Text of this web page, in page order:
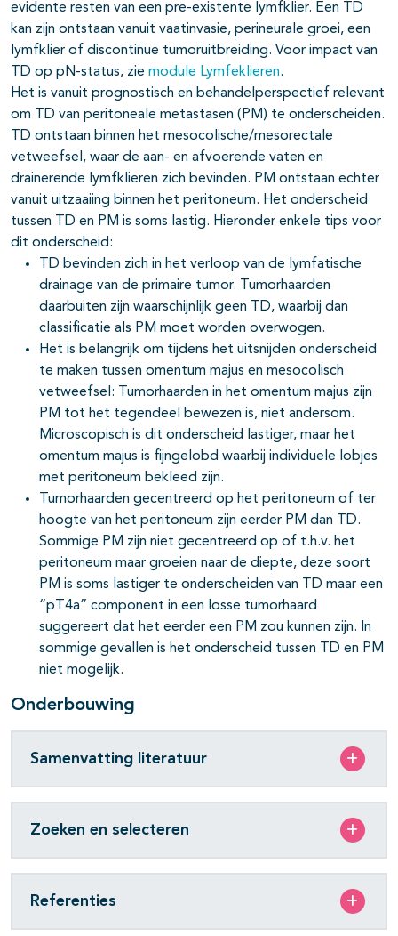
evidente resten van een pre-existente lymfklier. Een TD
kan zijn ontstaan vanuit vaatinvasie, perineurale groei, een
lymfklier of discontinue tumoruitbreiding. Voor impact van
TD op pN-status, zie module Lymfeklieren.
Het is vanuit prognostisch en behandelperspectief relevant
om TD van peritoneale metastasen (PM) te onderscheiden.
TD ontstaan binnen het mesocolische/mesorectale
vetweefsel, waar de aan- en afvoerende vaten en
drainerende lymfklieren zich bevinden. PM ontstaan echter
vanuit uitzaaiing binnen het peritoneum. Het onderscheid
tussen TD en PM is soms lastig. Hieronder enkele tips voor
dit onderscheid:
TD bevinden zich in het verloop van de lymfatische
drainage van de primaire tumor. Tumorhaarden
daarbuiten zijn waarschijnlijk geen TD, waarbij dan
classificatie als PM moet worden overwogen.
Het is belangrijk om tijdens het uitsnijden onderscheid
te maken tussen omentum majus en mesocolisch
vetweefsel: Tumorhaarden in het omentum majus zijn
PM tot het tegendeel bewezen is, niet andersom.
Microscopisch is dit onderscheid lastiger, maar het
omentum majus is fijngelobd waarbij individuele lobjes
met peritoneum bekleed zijn.
Tumorhaarden gecentreerd op het peritoneum of ter
hoogte van het peritoneum zijn eerder PM dan TD.
Sommige PM zijn niet gecentreerd op of t.h.v. het
peritoneum maar groeien naar de diepte, deze soort
PM is soms lastiger te onderscheiden van TD maar een
“pT4a” component in een losse tumorhaard
suggereert dat het eerder een PM zou kunnen zijn. In
sommige gevallen is het onderscheid tussen TD en PM
niet mogelijk.
Onderbouwing
Samenvatting literatuur
Zoeken en selecteren
Referenties